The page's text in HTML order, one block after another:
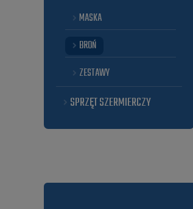
MASKA
BROŃ
ZESTAWY
SPRZĘT SZERMIERCZY